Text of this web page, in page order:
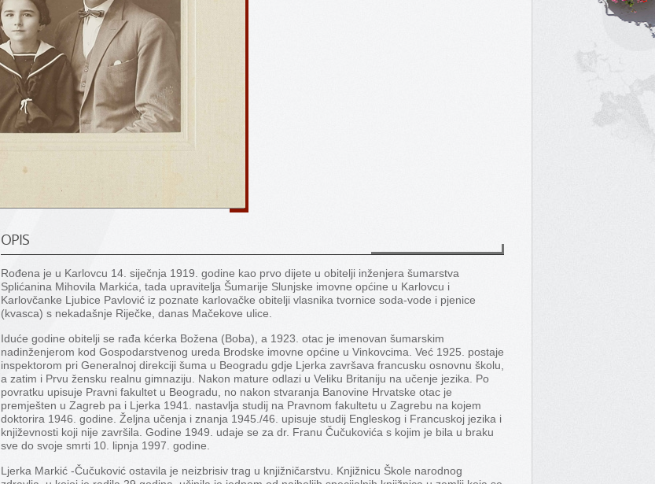
OPIS
Rođena je u Karlovcu 14. siječnja 1919. godine kao prvo dijete u obitelji inženjera šumarstva
Splićanina Mihovila Markića, tada upravitelja Šumarije Slunjske imovne općine u Karlovcu i
Karlovčanke Ljubice Pavlović iz poznate karlovačke obitelji vlasnika tvornice soda-vode i pjenice
(kvasca) s nekadašnje Riječke, danas Mačekove ulice.
Iduće godine obitelji se rađa kćerka Božena (Boba), a 1923. otac je imenovan šumarskim
nadinženjerom kod Gospodarstvenog ureda Brodske imovne općine u Vinkovcima. Već 1925. postaje
inspektorom pri Generalnoj direkciji šuma u Beogradu gdje Ljerka završava francusku osnovnu školu,
a zatim i Prvu žensku realnu gimnaziju. Nakon mature odlazi u Veliku Britaniju na učenje jezika. Po
povratku upisuje Pravni fakultet u Beogradu, no nakon stvaranja Banovine Hrvatske otac je
premješten u Zagreb pa i Ljerka 1941. nastavlja studij na Pravnom fakultetu u Zagrebu na kojem
doktorira 1946. godine. Željna učenja i znanja 1945./46. upisuje studij Engleskog i Francuskoj jezika i
književnosti koji nije završila. Godine 1949. udaje se za dr. Franu Čučukovića s kojim je bila u braku
sve do svoje smrti 10. lipnja 1997. godine.
Ljerka Markić -Čučuković ostavila je neizbrisiv trag u knjižničarstvu. Knjižnicu Škole narodnog